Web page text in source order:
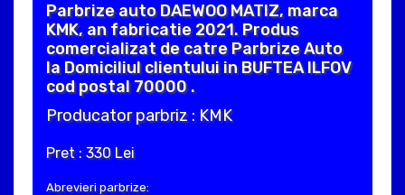
Parbrize auto DAEWOO MATIZ, marca
KMK, an fabricatie 2021. Produs
comercializat de catre Parbrize Auto
la Domiciliul clientului in BUFTEA ILFOV
cod postal 70000 .
Producator parbriz : KMK
Pret : 330 Lei
Abrevieri parbrize: